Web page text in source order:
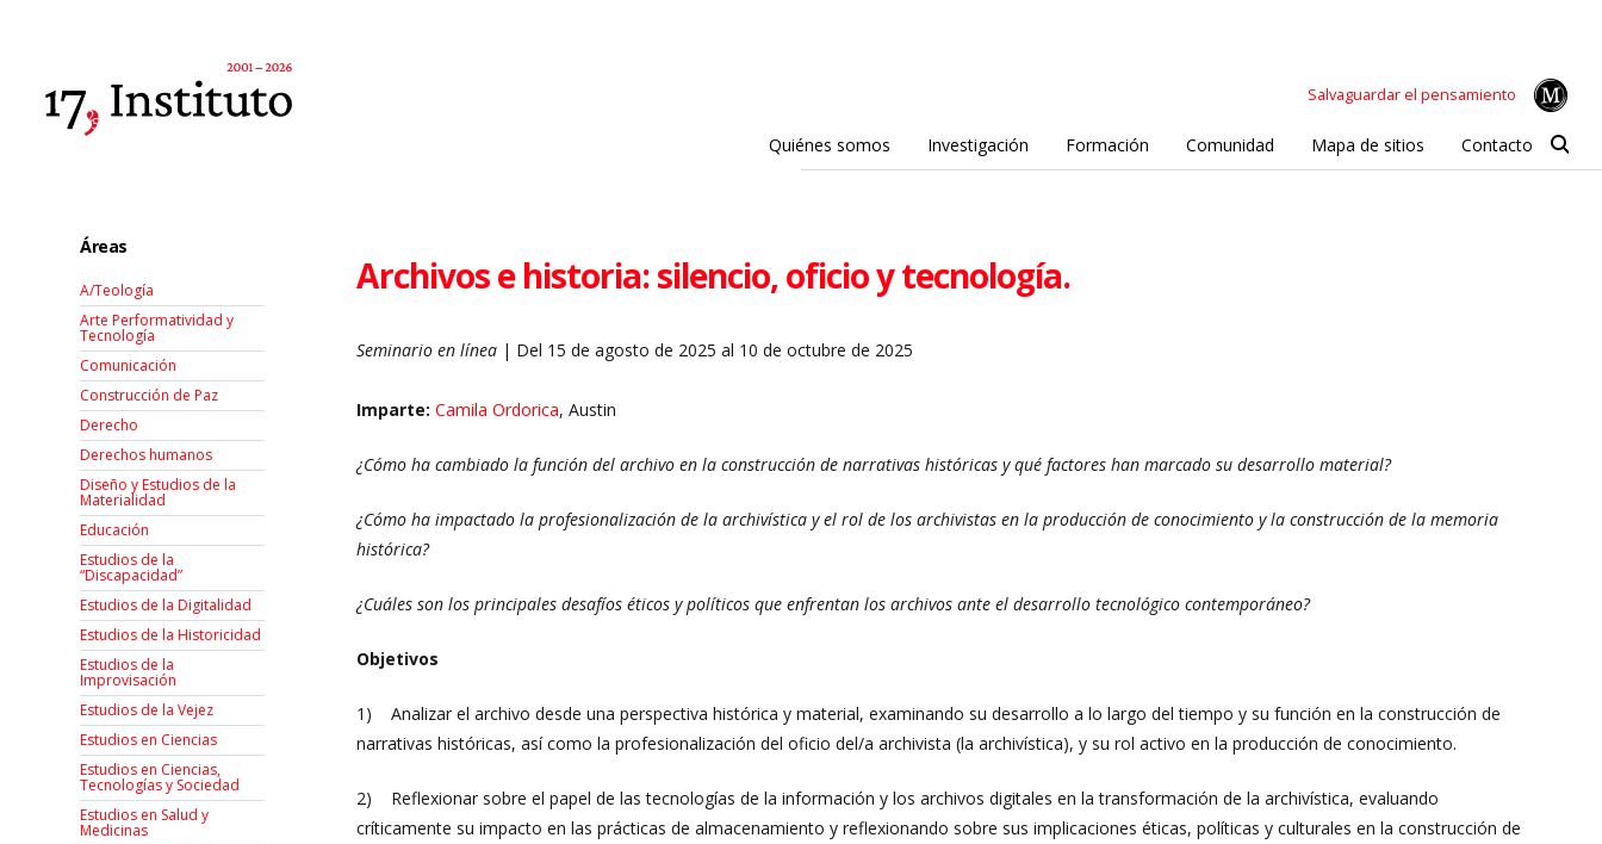
Salvaguardar el pensamiento
Quiénes somos Investigación Formación Comunidad Mapa de sitios Contacto
Archivos e historia: silencio, oficio y tecnología.
Seminario en línea | Del 15 de agosto de 2025 al 10 de octubre de 2025
Imparte: Camila Ordorica, Austin
¿Cómo ha cambiado la función del archivo en la construcción de narrativas históricas y qué factores han marcado su desarrollo material?
¿Cómo ha impactado la profesionalización de la archivística y el rol de los archivistas en la producción de conocimiento y la construcción de la memoria
histórica?
¿Cuáles son los principales desafíos éticos y políticos que enfrentan los archivos ante el desarrollo tecnológico contemporáneo?
Objetivos
1)Analizar el archivo desde una perspectiva histórica y material, examinando su desarrollo a lo largo del tiempo y su función en la construcción de
narrativas históricas, así como la profesionalización del oficio del/a archivista (la archivística), y su rol activo en la producción de conocimiento.
2) Reflexionar sobre el papel de las tecnologías de la información y los archivos digitales en la transformación de la archivística, evaluando
críticamente su impacto en las prácticas de almacenamiento y reflexionando sobre sus implicaciones éticas, políticas y culturales en la construcción de
Áreas
A/Teología
Arte Performatividad y
Tecnología
Comunicación
Construcción de Paz
Derecho
Derechos humanos
Diseño y Estudios de la
Materialidad
Educación
Estudios de la
“Discapacidad”
Estudios de la Digitalidad
Estudios de la Historicidad
Estudios de la
Improvisación
Estudios de la Vejez
Estudios en Ciencias
Estudios en Ciencias,
Tecnologías y Sociedad
Estudios en Salud y
Medicinas